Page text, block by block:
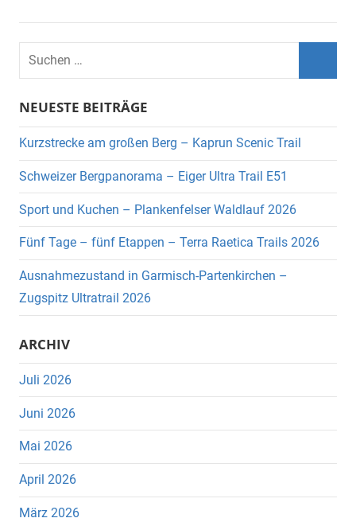
Suchen
nach:
NEUESTE BEITRÄGE
Kurzstrecke am großen Berg – Kaprun Scenic Trail
Schweizer Bergpanorama – Eiger Ultra Trail E51
Sport und Kuchen – Plankenfelser Waldlauf 2026
Fünf Tage – fünf Etappen – Terra Raetica Trails 2026
Ausnahmezustand in Garmisch-Partenkirchen –
Zugspitz Ultratrail 2026
ARCHIV
Juli 2026
Juni 2026
Mai 2026
April 2026
März 2026